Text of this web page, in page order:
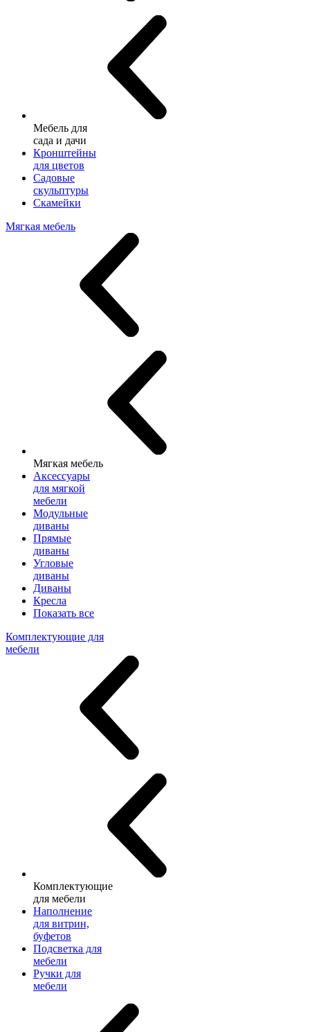
Мебель для
сада и дачи
Кронштейны
для цветов
Садовые
скульптуры
Скамейки
Мягкая мебель
Мягкая мебель
Аксессуары
для мягкой
мебели
Модульные
диваны
Прямые
диваны
Угловые
диваны
Диваны
Кресла
Показать все
Комплектующие для
мебели
Комплектующие
для мебели
Наполнение
для витрин,
буфетов
Подсветка для
мебели
Ручки для
мебели